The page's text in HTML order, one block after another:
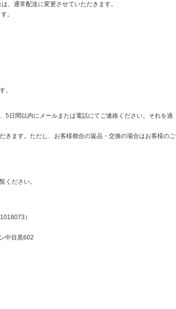
、通常配送に変更させていただきます。
。
。
5日間以内にメールまたは電話にてご連絡ください。それを過
きます。ただし、お客様都合の返品・交換の場合はお客様のご
ください。
）
中目黒602